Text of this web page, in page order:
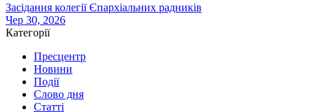
Засідання колегії Єпархіальних радників
Чер 30, 2026
Категорії
Пресцентр
Новини
Події
Слово дня
Статті